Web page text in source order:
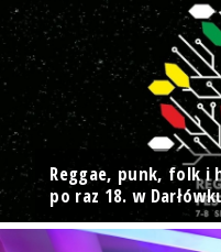
Reggae, punk, folk i
po raz 18. w